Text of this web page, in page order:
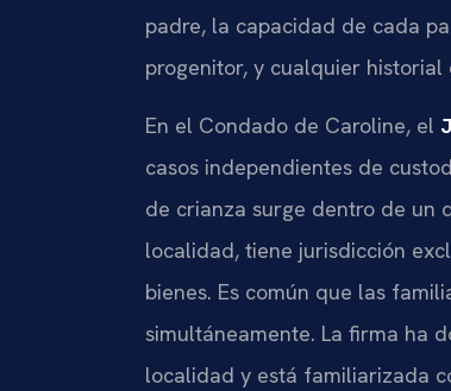
padre, la capacidad de cada
progenitor, y cualquier historial
En el Condado de Caroline, el
casos independientes de
de crianza surge dentro de un
localidad, tiene jurisdicción
bienes. Es común que las
simultáneamente. La firma ha
localidad y está familiarizada